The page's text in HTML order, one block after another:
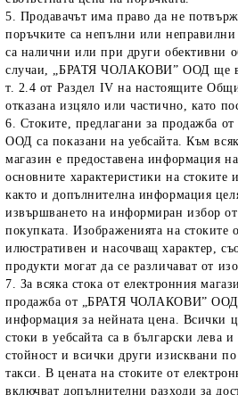
5. Продавачът има право да не
поръчките са непълни или
са налични или при други обективни
случаи, „БРАТЯ ЧОЛАКОВИ” ООД ще
т. 2.4 от Раздел IV на настоящите
отказана изцяло или частично, като
6. Стоките, предлагани за продажба
ООД са показани на уебсайта. Към
магазин е предоставена информация
основните характеристики на стоките
както и допълнителна информация
извършването на информиран избор
покупката. Изображенията на стоките
илюстративен и насочващ характер,
продукти могат да се различават от
7. За всяка стока от електронния
продажба от „БРАТЯ ЧОЛАКОВИ” ООД
информация за нейната цена. Всички
стоки в уебсайта са в български лева
стойност и всички други изисквани
такси. В цената на стоките от
включват допълнителни разходи за